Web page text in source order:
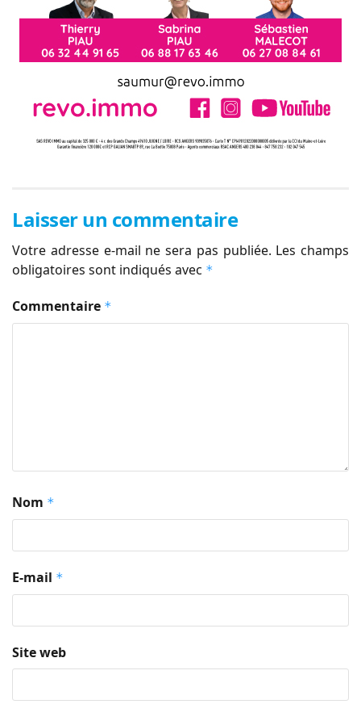
Laisser un commentaire
Votre adresse e-mail ne sera pas publiée. Les champs
obligatoires sont indiqués avec *
Commentaire *
Nom *
E-mail *
Site web